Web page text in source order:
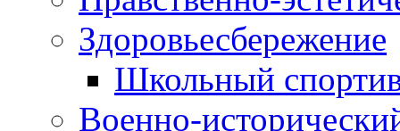
Здоровьесбережение
Школьный
Военно-